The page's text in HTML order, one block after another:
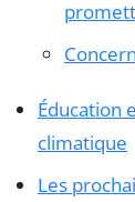
Éducation
climatique
Les